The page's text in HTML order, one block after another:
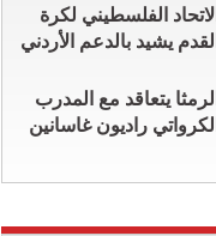
الاتحاد الفلسطيني لكرة
القدم يشيد بالدعم الأردني
الرمثا يتعاقد مع المدرب
الكرواتي راديون غاسانين